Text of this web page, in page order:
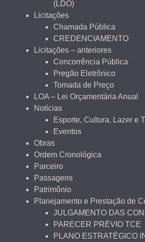
(LDO)
Licitações
Chamada Pública
CREDENCIAMENTO
Licitações – anteriores
Concorrência Pública
Pregão Eletrônico
Tomada de Preço
LOA – Lei Orçamentária Anual
Notícias
Esporte, Cultura, Lazer e
Eventos
Obras
Ordem Cronológica
Parceiro
Passagens
Patrimônio
Planejamento e Prestação de
JULGAMENTO DAS
PARECER PRÉVIO TCE
PLANO ESTRATÉGICO